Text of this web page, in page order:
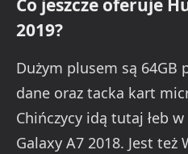
Co jeszcze oferuje
2019?
Dużym plusem są 64GB
dane oraz tacka kart
Chińczycy idą tutaj łeb
Galaxy A7 2018. Jest